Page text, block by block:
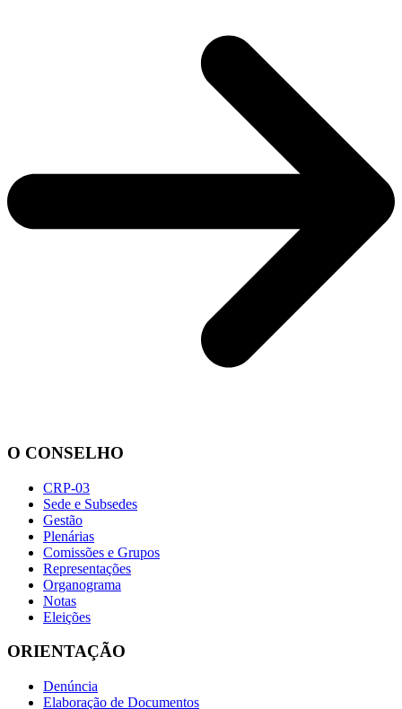
O CONSELHO
CRP-03
Sede e Subsedes
Gestão
Plenárias
Comissões e Grupos
Representações
Organograma
Notas
Eleições
ORIENTAÇÃO
Denúncia
Elaboração de Documentos